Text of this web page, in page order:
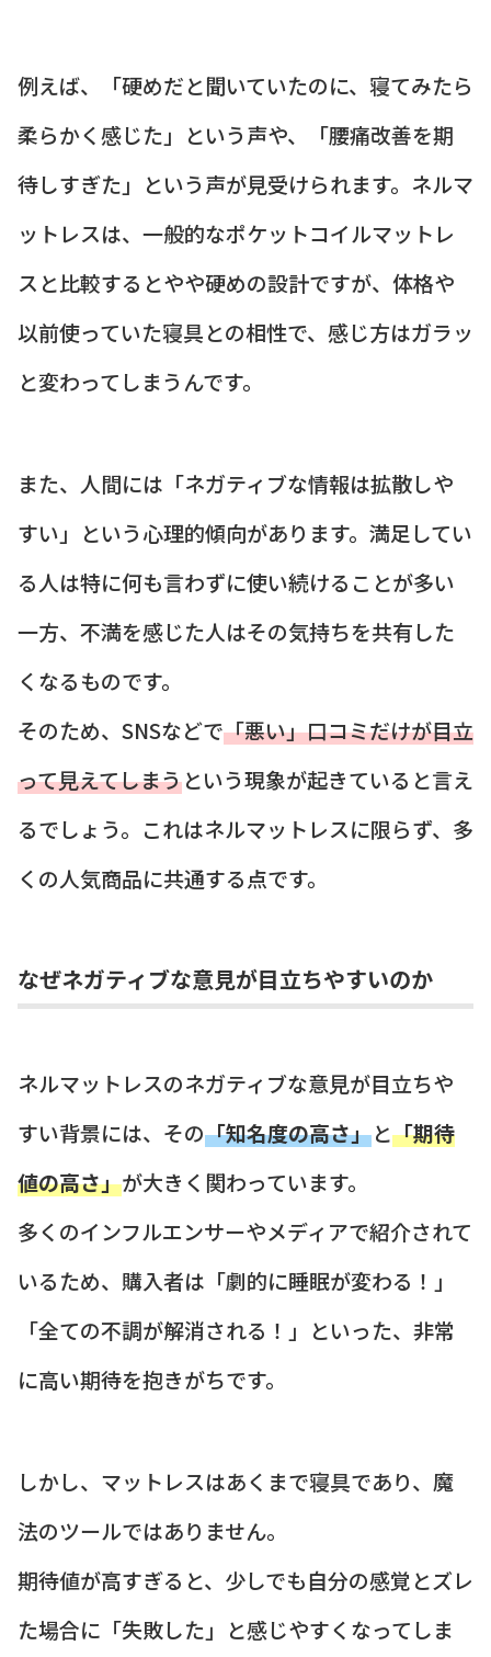
例えば、「硬めだと聞いていたのに、寝てみたら
柔らかく感じた」という声や、「腰痛改善を期
待しすぎた」という声が見受けられます。ネルマ
ットレスは、一般的なポケットコイルマットレ
スと比較するとやや硬めの設計ですが、体格や
以前使っていた寝具との相性で、感じ方はガラッ
と変わってしまうんです。
また、人間には「ネガティブな情報は拡散しや
すい」という心理的傾向があります。満足してい
る人は特に何も言わずに使い続けることが多い
一方、不満を感じた人はその気持ちを共有した
くなるものです。
そのため、SNSなどで「悪い」口コミだけが目立
って見えてしまうという現象が起きていると言え
るでしょう。これはネルマットレスに限らず、多
くの人気商品に共通する点です。
なぜネガティブな意見が目立ちやすいのか
ネルマットレスのネガティブな意見が目立ちや
すい背景には、その「知名度の高さ」と「期待
値の高さ」が大きく関わっています。
多くのインフルエンサーやメディアで紹介されて
いるため、購入者は「劇的に睡眠が変わる！」
「全ての不調が解消される！」といった、非常
に高い期待を抱きがちです。
しかし、マットレスはあくまで寝具であり、魔
法のツールではありません。
期待値が高すぎると、少しでも自分の感覚とズレ
た場合に「失敗した」と感じやすくなってしま